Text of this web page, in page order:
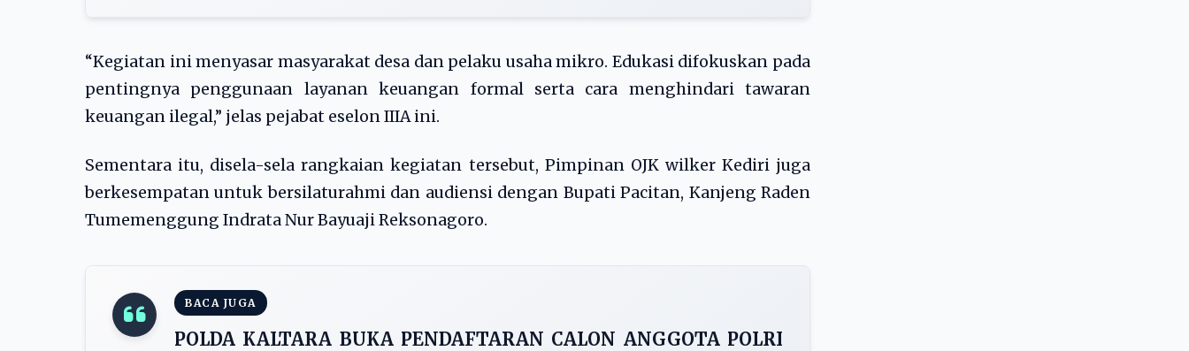
“Kegiatan ini menyasar masyarakat desa dan pelaku usaha mikro. Edukasi difokuskan pada
pentingnya penggunaan layanan keuangan formal serta cara menghindari tawaran
keuangan ilegal,” jelas pejabat eselon IIIA ini.
Sementara itu, disela-sela rangkaian kegiatan tersebut, Pimpinan OJK wilker Kediri juga
berkesempatan untuk bersilaturahmi dan audiensi dengan Bupati Pacitan, Kanjeng Raden
Tumemenggung Indrata Nur Bayuaji Reksonagoro.
BACA JUGA
POLDA KALTARA BUKA PENDAFTARAN CALON ANGGOTA POLRI